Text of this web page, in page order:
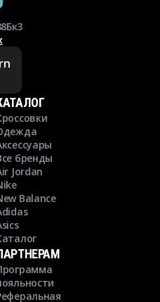
бренды
Jordan
Balance